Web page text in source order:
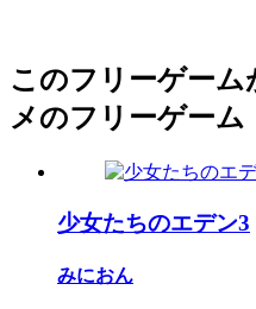
このフリーゲーム
メのフリーゲーム
少女たちのエデン3
みにおん